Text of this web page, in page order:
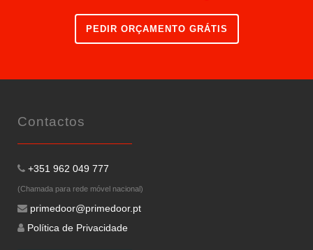
PEDIR ORÇAMENTO GRÁTIS
Contactos
+351 962 049 777
(Chamada para rede móvel nacional)
primedoor@primedoor.pt
Política de Privacidade